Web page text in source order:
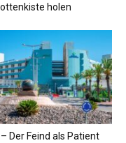
holen
– Der Feind als Patient